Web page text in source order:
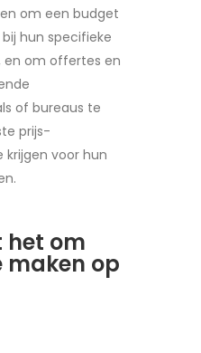
om een budget
hun specifieke
en om offertes en
of bureaus te
prijs-
voor hun
het om
op